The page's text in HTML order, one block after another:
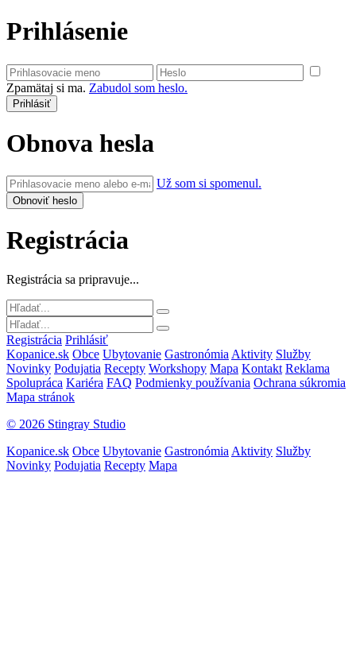
Prihlásenie
Zpamätaj si ma. Zabudol som heslo.
Obnova hesla
Už som si spomenul.
Registrácia
Registrácia sa pripravuje...
Registrácia Prihlásiť
Kopanice.sk Obce Ubytovanie Gastronómia Aktivity Služby
Novinky Podujatia Recepty Workshopy Mapa Kontakt Reklama
Spolupráca Kariéra FAQ Podmienky používania Ochrana súkromia
Mapa stránok
© 2026 Stingray Studio
Kopanice.sk Obce Ubytovanie Gastronómia Aktivity Služby
Novinky Podujatia Recepty Mapa